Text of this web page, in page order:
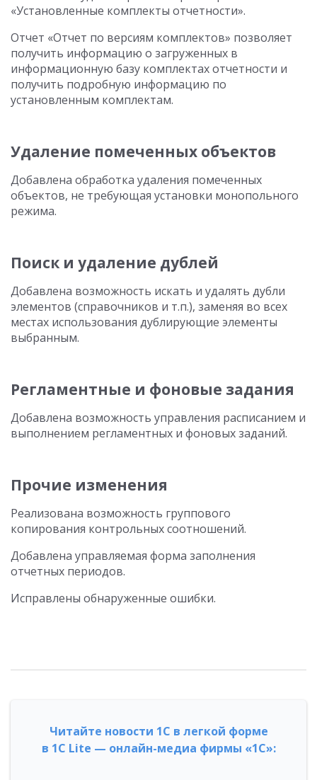
«Установленные комплекты отчетности».
Отчет «Отчет по версиям комплектов» позволяет
получить информацию о загруженных в
информационную базу комплектах отчетности и
получить подробную информацию по
установленным комплектам.
Удаление помеченных объектов
Добавлена обработка удаления помеченных
объектов, не требующая установки монопольного
режима.
Поиск и удаление дублей
Добавлена возможность искать и удалять дубли
элементов (справочников и т.п.), заменяя во всех
местах использования дублирующие элементы
выбранным.
Регламентные и фоновые задания
Добавлена возможность управления расписанием и
выполнением регламентных и фоновых заданий.
Прочие изменения
Реализована возможность группового
копирования контрольных соотношений.
Добавлена управляемая форма заполнения
отчетных периодов.
Исправлены обнаруженные ошибки.
Читайте новости 1С в легкой форме
в 1С Lite — онлайн-медиа фирмы «1С»: